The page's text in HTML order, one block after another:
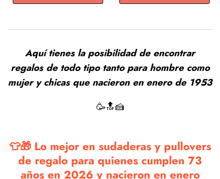
Aquí tienes la posibilidad de encontrar
regalos de todo tipo tanto para hombre como
mujer y chicas que nacieron en enero de 1953
🥳🔝🍰
👕🎁 Lo mejor en sudaderas y pullovers
de regalo para quienes cumplen 73
años en 2026 y nacieron en enero